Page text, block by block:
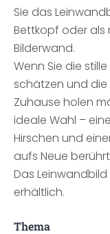
Sie das
Bettkopf oder als
Bilderwand.
Wenn Sie die
schätzen und die
Zuhause holen
ideale Wahl –
Hirschen und
aufs Neue
Das
erhältlich.
Thema